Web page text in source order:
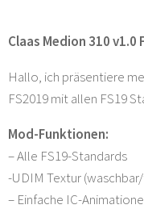
Claas Medion 310 v1.0
Hallo, ich präsentiere
FS2019 mit allen FS19
Mod-Funktionen:
– Alle FS19-Standards
-UDIM Textur
– Einfache IC-